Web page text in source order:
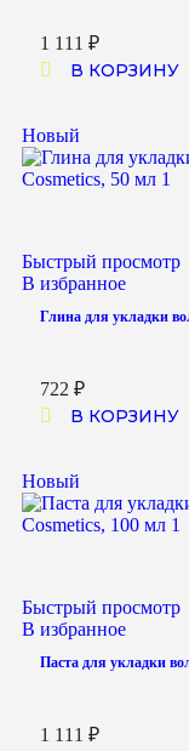
1 111 ₽
В КОРЗИНУ
Новый
Быстрый просмотр
В избранное
Глина для укладки
722 ₽
В КОРЗИНУ
Новый
Быстрый просмотр
В избранное
Паста для укладки
1 111 ₽